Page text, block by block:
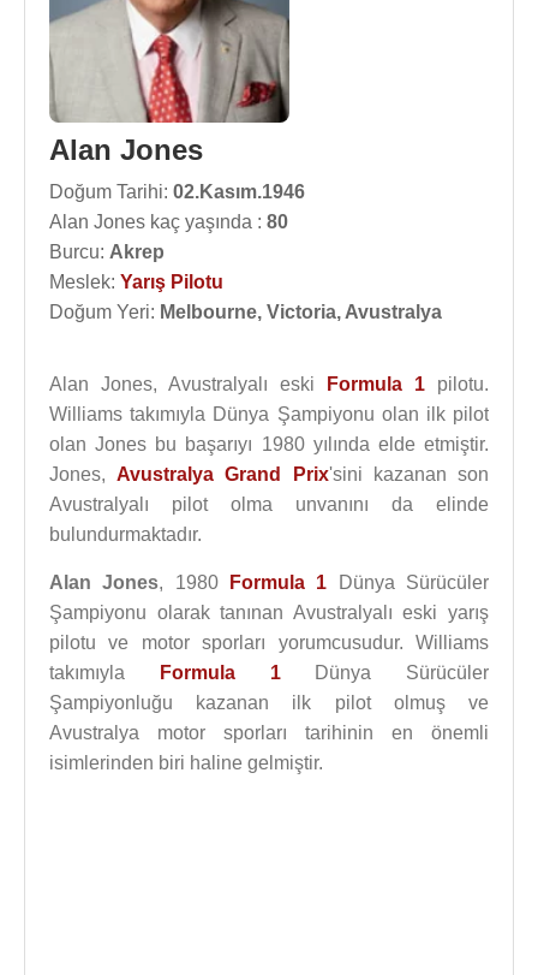
Alan Jones
Doğum Tarihi: 02.Kasım.1946
Alan Jones kaç yaşında : 80
Burcu: Akrep
Meslek: Yarış Pilotu
Doğum Yeri: Melbourne, Victoria, Avustralya
Alan Jones, Avustralyalı eski Formula 1 pilotu.
Williams takımıyla Dünya Şampiyonu olan ilk pilot
olan Jones bu başarıyı 1980 yılında elde etmiştir.
Jones,Avustralya Grand Prix'sini kazanan son
Avustralyalı pilot olma unvanını da elinde
bulundurmaktadır.
Alan Jones, 1980 Formula 1 Dünya Sürücüler
Şampiyonu olarak tanınan Avustralyalı eski yarış
pilotu ve motor sporları yorumcusudur. Williams
takımıyla
Formula 1Dünya Sürücüler
Şampiyonluğu kazanan ilk pilot olmuş ve
Avustralya motor sporları tarihinin en önemli
isimlerinden biri haline gelmiştir.